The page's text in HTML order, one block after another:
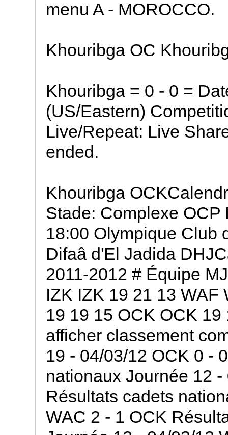
menu A - MOROCCO.
Khouribga OC
Khouribga = 0 - 0 =
(US/Eastern)
Live/Repeat: Live
ended.
Khouribga
Stade: Complexe
18:00 Olympique Club
Difaâ d'El Jadida
2011-2012 # Équipe
IZK IZK 19 21 13 WAF
19 19 15 OCK OCK
afficher classement
19 - 04/03/12 OCK 0 -
nationaux Journée 12
Résultats cadets
WAC 2 - 1 OCK